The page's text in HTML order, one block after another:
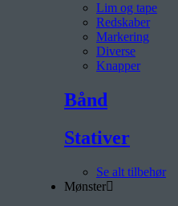
Lim og tape
Redskaber
Markering
Diverse
Knapper
Bånd
Stativer
Se alt tilbehør
Mønster